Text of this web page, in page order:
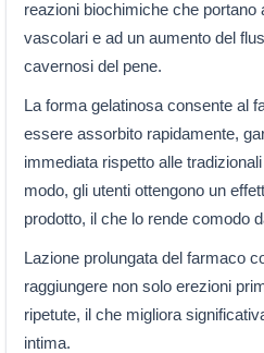
reazioni biochimiche che portano
vascolari e ad un aumento del
cavernosi del pene.
La forma gelatinosa consente al
essere assorbito rapidamente,
immediata rispetto alle
modo, gli utenti ottengono un
prodotto, il che lo rende comodo
Lazione prolungata del farmaco
raggiungere non solo erezioni
ripetute, il che migliora
intima.